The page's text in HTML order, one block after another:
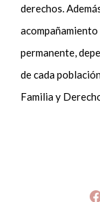
derechos.
permanente,
de cada
Familia y